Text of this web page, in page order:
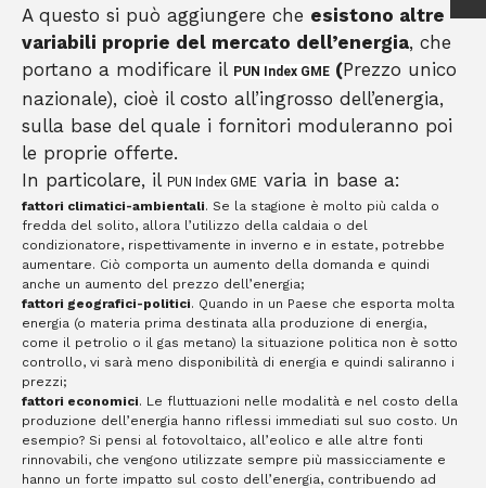
A questo si può aggiungere che esistono altre
variabili proprie del mercato dell’energia, che
portano a modificare il PUN Index GME (Prezzo unico
nazionale), cioè il costo all’ingrosso dell’energia,
sulla base del quale i fornitori moduleranno poi
le proprie offerte.
In particolare, il PUN Index GME varia in base a:
fattori climatici-ambientali. Se la stagione è molto più calda o
fredda del solito, allora l’utilizzo della caldaia o del
condizionatore, rispettivamente in inverno e in estate, potrebbe
aumentare. Ciò comporta un aumento della domanda e quindi
anche un aumento del prezzo dell’energia;
fattori geografici-politici. Quando in un Paese che esporta molta
energia (o materia prima destinata alla produzione di energia,
come il petrolio o il gas metano) la situazione politica non è sotto
controllo, vi sarà meno disponibilità di energia e quindi saliranno i
prezzi;
fattori economici. Le fluttuazioni nelle modalità e nel costo della
produzione dell’energia hanno riflessi immediati sul suo costo. Un
esempio? Si pensi al fotovoltaico, all’eolico e alle altre fonti
rinnovabili, che vengono utilizzate sempre più massicciamente e
hanno un forte impatto sul costo dell’energia, contribuendo ad